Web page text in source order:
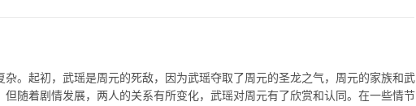
杂。起初，武瑶是周元的死敌，因为武瑶夺取了周元的圣龙之气，周元的家族和武
但随着剧情发展，两人的关系有所变化，武瑶对周元有了欣赏和认同。在一些情节